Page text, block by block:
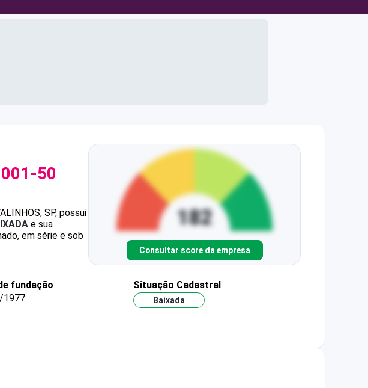
50
SP, possui
e sua
em série e sob
Consultar score da empresa
fundação
1977
Situação Cadastral
Baixada